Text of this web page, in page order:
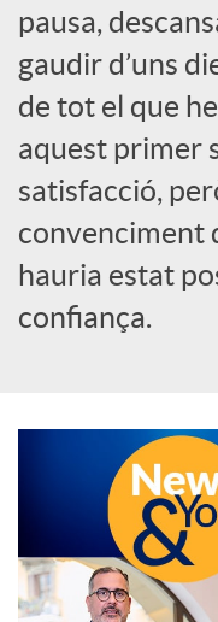
S
o
c
i
l
s
pausa,
gaudir d’uns
de tot el que
aquest primer
satisfacció,
convenciment
hauria estat
confiança.